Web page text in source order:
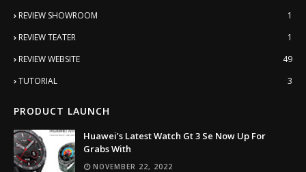
REVIEW SHOWROOM
1
REVIEW TEATER
1
REVIEW WEBSITE
49
TUTORIAL
3
PRODUCT LAUNCH
Huawei’s Latest Watch Gt 3 Se Now Up For
Grabs With
NOVEMBER 22, 2022